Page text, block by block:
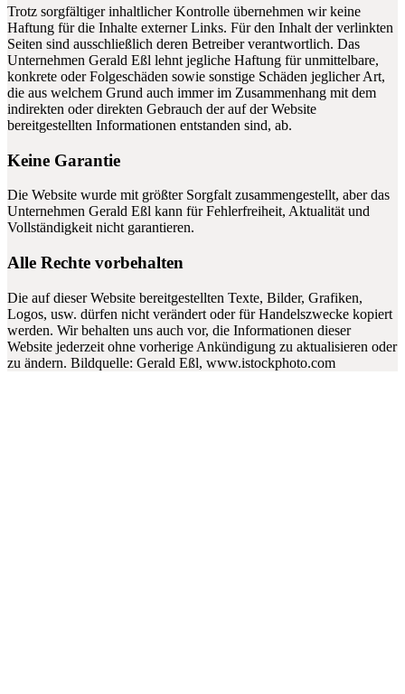
Trotz sorgfältiger inhaltlicher Kontrolle übernehmen wir keine
Haftung für die Inhalte externer Links. Für den Inhalt der verlinkten
Seiten sind ausschließlich deren Betreiber verantwortlich. Das
Unternehmen Gerald Eßl lehnt jegliche Haftung für unmittelbare,
konkrete oder Folgeschäden sowie sonstige Schäden jeglicher Art,
die aus welchem Grund auch immer im Zusammenhang mit dem
indirekten oder direkten Gebrauch der auf der Website
bereitgestellten Informationen entstanden sind, ab.
Keine Garantie
Die Website wurde mit größter Sorgfalt zusammengestellt, aber das
Unternehmen Gerald Eßl kann für Fehlerfreiheit, Aktualität und
Vollständigkeit nicht garantieren.
Alle Rechte vorbehalten
Die auf dieser Website bereitgestellten Texte, Bilder, Grafiken,
Logos, usw. dürfen nicht verändert oder für Handelszwecke kopiert
werden. Wir behalten uns auch vor, die Informationen dieser
Website jederzeit ohne vorherige Ankündigung zu aktualisieren oder
zu ändern. Bildquelle: Gerald Eßl, www.istockphoto.com